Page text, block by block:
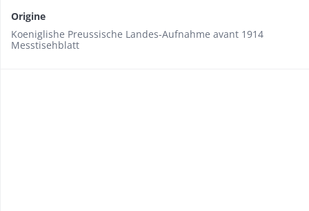
Origine
Koeniglishe Preussische Landes-Aufnahme avant 1914
Messtisehblatt